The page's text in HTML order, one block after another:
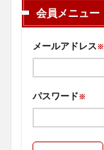
会員メニュー
メールアドレス※
パスワード※